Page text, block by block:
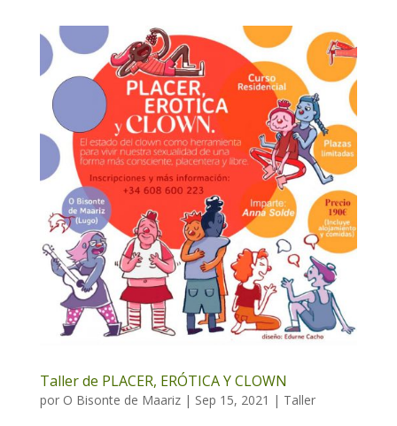
Taller de PLACER, ERÓTICA Y CLOWN
por O Bisonte de Maariz| Sep 15, 2021 | Taller